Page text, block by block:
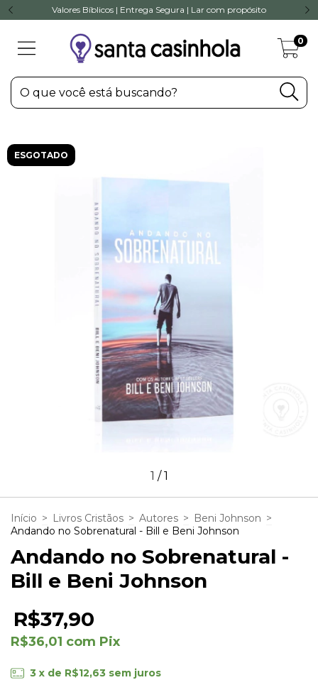
Valores Bíblicos | Entrega Segura | Lar com propósito
0
ESGOTADO
1 /1
Início > Livros Cristãos > Autores > Beni Johnson >
Andando no Sobrenatural - Bill e Beni Johnson
Andando no Sobrenatural -
Bill e Beni Johnson
R$37,90
R$36,01 com Pix
3 x de R$12,63 sem juros